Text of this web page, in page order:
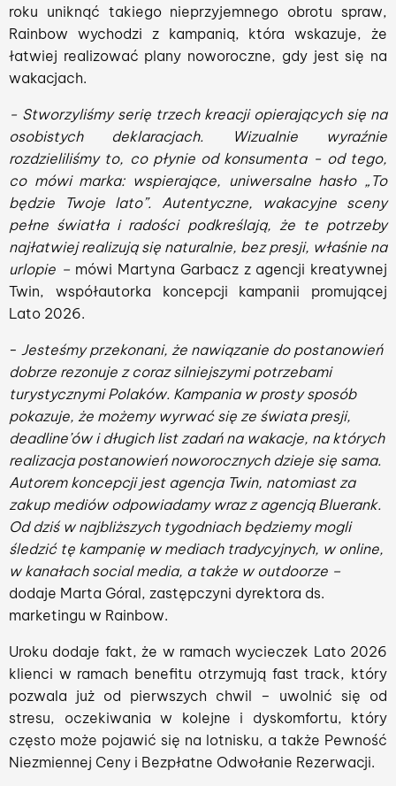
roku uniknąć takiego nieprzyjemnego obrotu spraw,
Rainbow wychodzi z kampanią, która wskazuje, że
łatwiej realizować plany noworoczne, gdy jest się na
wakacjach.
- Stworzyliśmy serię trzech kreacji opierających się na
osobistych deklaracjach. Wizualnie wyraźnie
rozdzieliliśmy to, co płynie od konsumenta - od tego,
co mówi marka: wspierające, uniwersalne hasło „To
będzie Twoje lato”. Autentyczne, wakacyjne sceny
pełne światła i radości podkreślają, że te potrzeby
najłatwiej realizują się naturalnie, bez presji, właśnie na
urlopie – mówi Martyna Garbacz z agencji kreatywnej
Twin, współautorka koncepcji kampanii promującej
Lato 2026.
- Jesteśmy przekonani, że nawiązanie do postanowień
dobrze rezonuje z coraz silniejszymi potrzebami
turystycznymi Polaków. Kampania w prosty sposób
pokazuje, że możemy wyrwać się ze świata presji,
deadline’ów i długich list zadań na wakacje, na których
realizacja postanowień noworocznych dzieje się sama.
Autorem koncepcji jest agencja Twin, natomiast za
zakup mediów odpowiadamy wraz z agencją Bluerank.
Od dziś w najbliższych tygodniach będziemy mogli
śledzić tę kampanię w mediach tradycyjnych, w online,
w kanałach social media, a także w outdoorze –
dodaje Marta Góral, zastępczyni dyrektora ds.
marketingu w Rainbow.
Uroku dodaje fakt, że w ramach wycieczek Lato 2026
klienci w ramach benefitu otrzymują fast track, który
pozwala już od pierwszych chwil – uwolnić się od
stresu, oczekiwania w kolejne i dyskomfortu, który
często może pojawić się na lotnisku, a także Pewność
Niezmiennej Ceny i Bezpłatne Odwołanie Rezerwacji.